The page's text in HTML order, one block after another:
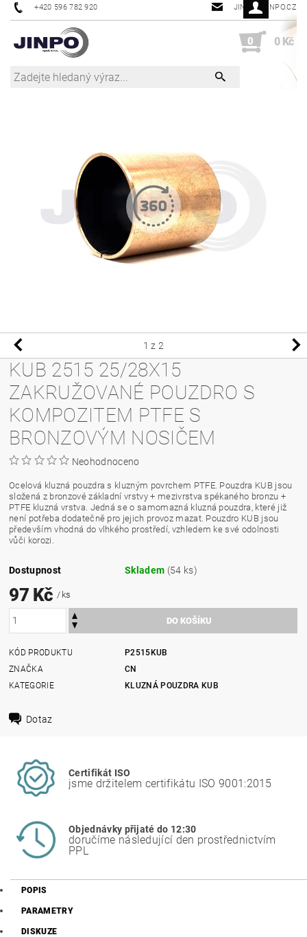
+420 596 782 920 JINPO@JINPO.CZ
0 0 Kč
1 z 2
KUB 2515 25/28X15
ZAKRUŽOVANÉ POUZDRO S
KOMPOZITEM PTFE S
BRONZOVÝM NOSIČEM
Neohodnoceno
Ocelová kluzná pouzdra s kluzným povrchem PTFE. Pouzdra KUB jsou
složená z bronzové základní vrstvy + mezivrstva spékaného bronzu +
PTFE kluzná vrstva. Jedná se o samomazná kluzná pouzdra, které již
není potřeba dodatečně pro jejich provoz mazat. Pouzdro KUB jsou
především vhodná do vlhkého prostředí, vzhledem ke své odolnosti
vůči korozi.
Dostupnost Skladem (54 ks)
97 Kč/ ks
KÓD PRODUKTU
P2515KUB
ZNAČKA
CN
KATEGORIE
KLUZNÁ POUZDRA KUB
Dotaz
Certifikát ISO
jsme držitelem certifikátu ISO 9001:2015
Objednávky přijaté do 12:30
doručíme následující den prostřednictvím
PPL
POPIS
PARAMETRY
DISKUZE